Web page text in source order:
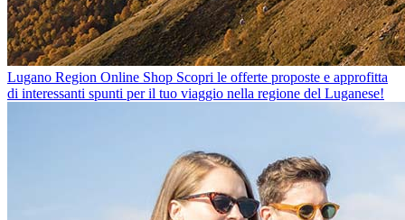
Lugano Region Online Shop Scopri le offerte proposte e approfitta
di interessanti spunti per il tuo viaggio nella regione del Luganese!